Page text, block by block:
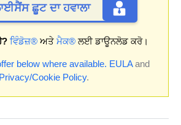
ਛੂਟ ਦਾ ਹਵਾਲਾ
ਵਿੰਡੋਜ਼® ਅਤੇ ਮੈਕ® ਲਈ ਡਾਊਨਲੋਡ ਕਰੋ।
below where available. EULAand
Privacy/Cookie Policy.